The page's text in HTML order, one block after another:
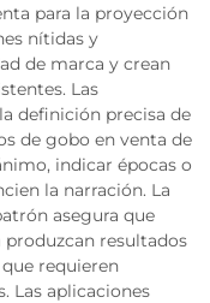
para la proyección
nítidas y
de marca y crean
Las
definición precisa de
de gobo en venta de
indicar épocas o
la narración. La
asegura que
resultados
requieren
Las aplicaciones